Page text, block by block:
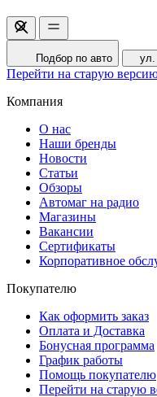
Подбор по авто ул.
Перейти на старую
Компания
О нас
Наши бренды
Новости
Статьи
Обзоры
Автомаг на радио
Магазины
Вакансии
Сертификаты
Корпоративное
Покупателю
Как оформить заказ
Оплата и Доставка
Бонусная программа
График работы
Помощь покупателю
Перейти на старую